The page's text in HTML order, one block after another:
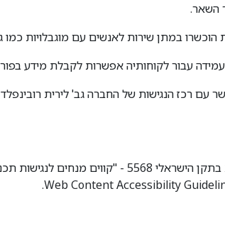
השאר.
הוכשרו במתן שירות לאנשים עם מוגבלויות
עבור לקוחותיה אפשרות לקבלת מידע
גב' לירית רובינפלד בטלפון : 073-2697690, ו/או בפקס:09-8858662 ו/